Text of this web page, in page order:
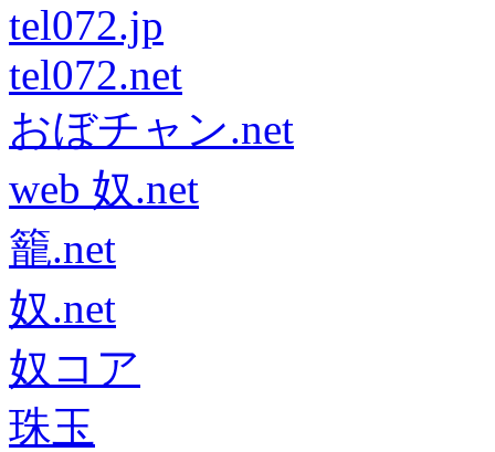
tel072.jp
tel072.net
おぼチャン.net
web 奴.net
籠.net
奴.net
奴コア
珠玉